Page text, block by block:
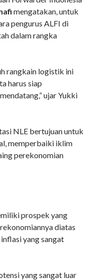
mengatakan, untuk
pengurus ALFI di
dalam rangka
rangkain logistik ini
harus siap
ujar Yukki
NLE bertujuan untuk
memperbaiki iklim
perekonomian
prospek yang
diatas
yang sangat
yang sangat luar